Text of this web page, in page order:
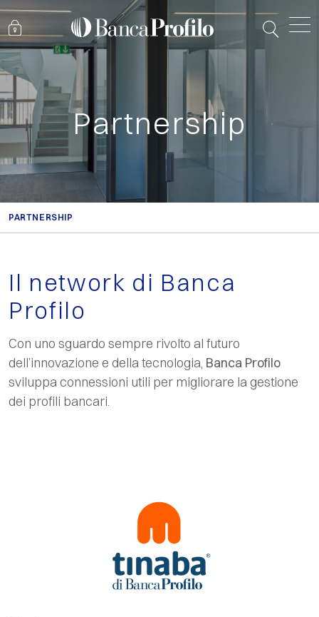
Partnership
PARTNERSHIP
Il network di Banca
Profilo
Con uno sguardo sempre rivolto al futuro
dell’innovazione e della tecnologia, Banca Profilo
sviluppa connessioni utili per migliorare la gestione
dei profili bancari.